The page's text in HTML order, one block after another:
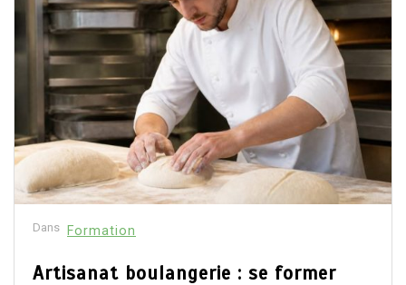
Dans Formation
Artisanat boulangerie : se former